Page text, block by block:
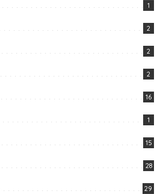
1
2
2
2
16
1
15
28
29